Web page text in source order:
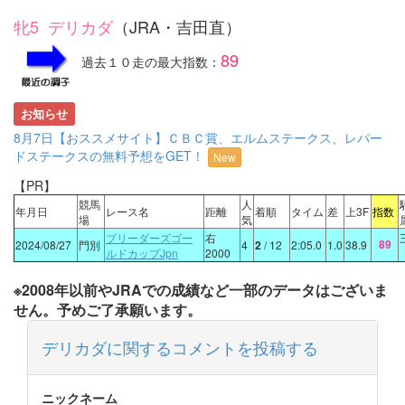
牝5 デリカダ （JRA・吉田直）
過去１０走の最大指数： 89
お知らせ
8月7日【おススメサイト】ＣＢＣ賞、エルムステークス、レパー
ドステークスの無料予想をGET！
New
【PR】
年月日
競馬
場
レース名 距離
人
気
着順 タイム 差 上3F 指数
2024/08/27 門別 ブリーダーズゴー
ルドカップJpn
右
2000
4 2/ 12 2:05.0 1.0 38.9 89
※2008年以前やJRAでの成績など一部のデータはございま
せん。予めご了承願います。
デリカダに関するコメントを投稿する
ニックネーム